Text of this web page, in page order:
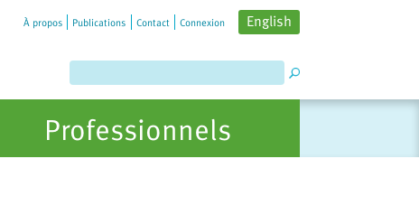
À propos Publications Contact Connexion English
Professionnels